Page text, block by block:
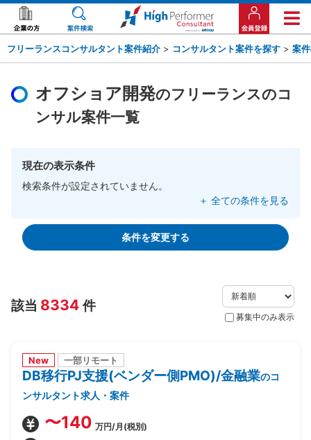
フリーランスコンサルタント案件紹介 > コンサルタント案件を探す > 案
オフショア開発のフリーランスのコ
ンサル案件一覧
現在の表示条件
検索条件が設定されていません。
＋ 全ての条件を見る
条件を変更する
該当 8334 件
募集中のみ表示
New 一部リモート
DB移行PJ支援(ベンダー側PMO)/金融業のコ
ンサルタント求人・案件
〜140 万円/月(税別)